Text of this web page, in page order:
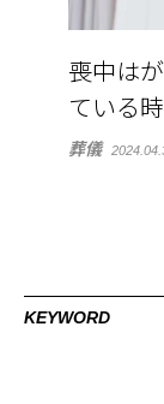
喪中は
ている
葬儀
KEYWORD